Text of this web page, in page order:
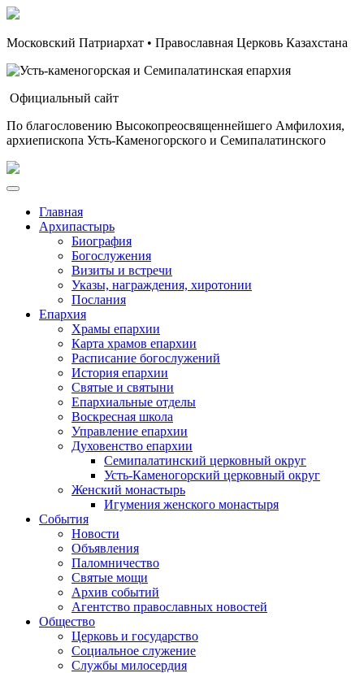
Московский Патриархат • Православная Церковь Казахстана
Официальный сайт
По благословению Высокопреосвященнейшего Амфилохия,
архиепископа Усть-Каменогорского и Семипалатинского
Главная
Архипастырь
Биография
Богослужения
Визиты и встречи
Указы, награждения, хиротонии
Послания
Епархия
Храмы епархии
Карта храмов епархии
Расписание богослужений
История епархии
Святые и святыни
Епархиальные отделы
Воскресная школа
Управление епархии
Духовенство епархии
Семипалатинский церковный округ
Усть-Каменогорский церковный округ
Женский монастырь
Игумения женского монастыря
События
Новости
Объявления
Паломничество
Святые мощи
Архив событий
Агентство православных новостей
Общество
Церковь и государство
Социальное служение
Службы милосердия